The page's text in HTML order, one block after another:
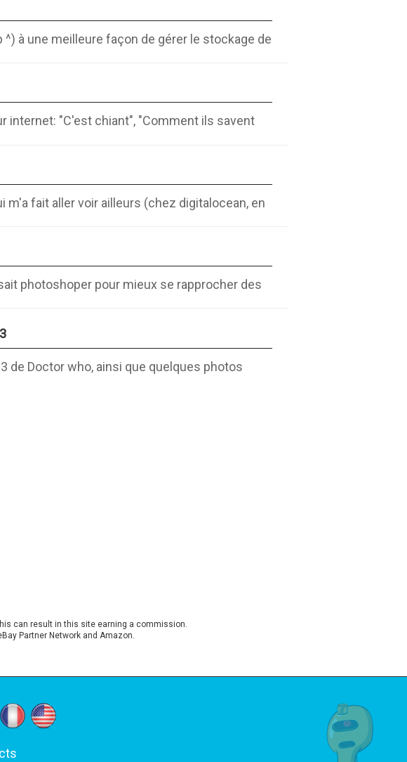
à une meilleure façon de gérer le stockage de
internet: "C'est chiant", "Comment ils savent
m'a fait aller voir ailleurs (chez digitalocean, en
photoshoper pour mieux se rapprocher des
de Doctor who, ainsi que quelques photos
can result in this site earning a commission.
Partner Network and Amazon.